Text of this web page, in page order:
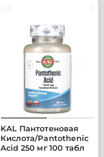
0
KAL Пантотеновая
Кислота/Pantothenic
Acid 250 мг 100 табл